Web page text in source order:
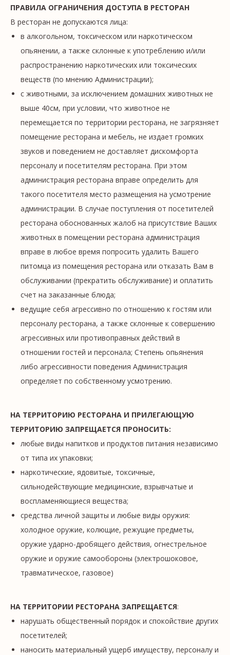
ПРАВИЛА ОГРАНИЧЕНИЯ ДОСТУПА В РЕСТОРАН
В ресторан не допускаются лица:
в алкогольном, токсическом или наркотическом
опьянении, а также склонные к употреблению и/или
распространению наркотических или токсических
веществ (по мнению Администрации);
с животными, за исключением домашних животных не
выше 40см, при условии, что животное не
перемещается по территории ресторана, не загрязняет
помещение ресторана и мебель, не издает громких
звуков и поведением не доставляет дискомфорта
персоналу и посетителям ресторана. При этом
администрация ресторана вправе определить для
такого посетителя место размещения на усмотрение
администрации. В случае поступления от посетителей
ресторана обоснованных жалоб на присутствие Ваших
животных в помещении ресторана администрация
вправе в любое время попросить удалить Вашего
питомца из помещения ресторана или отказать Вам в
обслуживании (прекратить обслуживание) и оплатить
счет на заказанные блюда;
ведущие себя агрессивно по отношению к гостям или
персоналу ресторана, а также склонные к совершению
агрессивных или противоправных действий в
отношении гостей и персонала; Степень опьянения
либо агрессивности поведения Администрация
определяет по собственному усмотрению.
НА ТЕРРИТОРИЮ РЕСТОРАНА И ПРИЛЕГАЮЩУЮ
ТЕРРИТОРИЮ ЗАПРЕЩАЕТСЯ ПРОНОСИТЬ:
любые виды напитков и продуктов питания независимо
от типа их упаковки;
наркотические, ядовитые, токсичные,
сильнодействующие медицинские, взрывчатые и
воспламеняющиеся вещества;
средства личной защиты и любые виды оружия:
холодное оружие, колющие, режущие предметы,
оружие ударно-дробящего действия, огнестрельное
оружие и оружие самообороны (электрошоковое,
травматическое, газовое)
НА ТЕРРИТОРИИ РЕСТОРАНА ЗАПРЕЩАЕТСЯ:
нарушать общественный порядок и спокойствие других
посетителей;
наносить материальный ущерб имуществу, персоналу и